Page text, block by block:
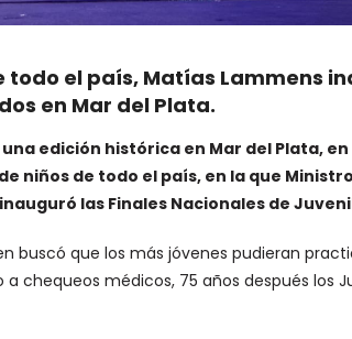
el país, Matías Lammens
en Mar del Plata.
edición histórica en Mar del Plata,
niños de todo el país, en la que
las Finales Nacionales de
buscó que los más jóvenes pudieran
chequeos médicos, 75 años después los